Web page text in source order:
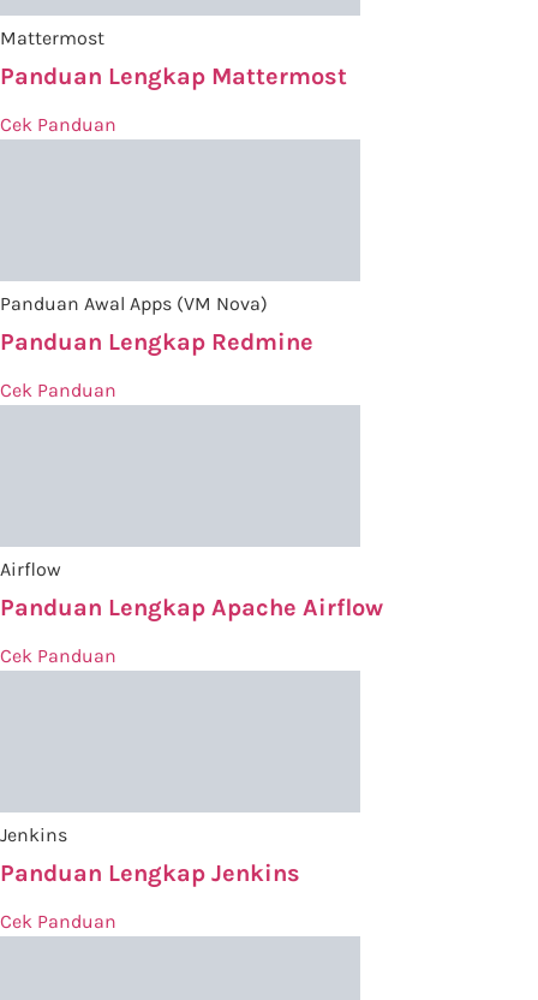
Mattermost
Panduan Lengkap Mattermost
Cek Panduan
Panduan Awal Apps (VM Nova)
Panduan Lengkap Redmine
Cek Panduan
Airflow
Panduan Lengkap Apache Airflow
Cek Panduan
Jenkins
Panduan Lengkap Jenkins
Cek Panduan